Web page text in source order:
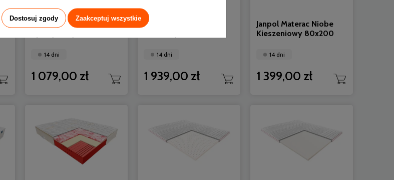
Janpol Materac Kronos
14 dni
1 079,00 zł
Janpol Materac Metis
14 dni
1 939,00 zł
Janpol Materac Niobe
Kieszeniowy 80x200
14 dni
1 399,00 zł
Dostosuj zgody Zaakceptuj wszystkie